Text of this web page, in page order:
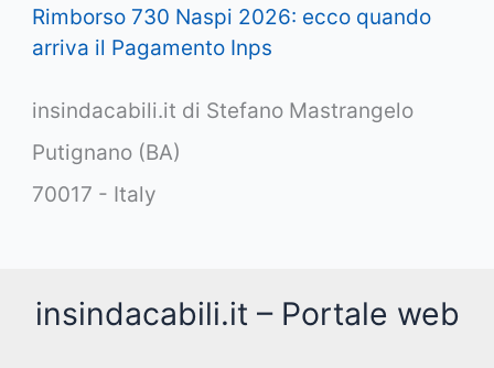
Rimborso 730 Naspi 2026: ecco quando
arriva il Pagamento Inps
insindacabili.it di Stefano Mastrangelo
Putignano (BA)
70017 - Italy
insindacabili.it – Portale web